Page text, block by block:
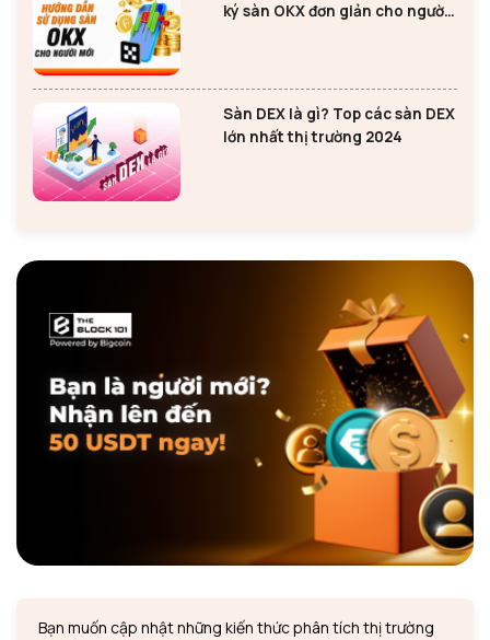
ký sàn OKX đơn giản cho người
Sàn DEX là gì? Top các sàn DEX
lớn nhất thị trường 2024
Bạn muốn cập nhật những kiến thức phân tích thị trường